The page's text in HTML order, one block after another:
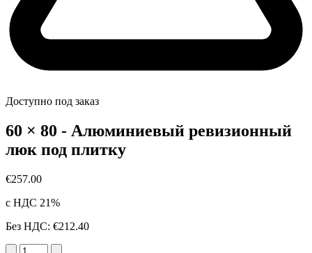
Доступно под заказ
60 × 80 - Алюминиевый ревизионный
люк под плитку
€257.00
с НДС 21%
Без НДС: €212.40